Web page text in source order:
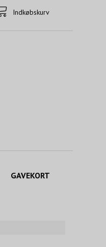
Indkøbskurv
GAVEKORT